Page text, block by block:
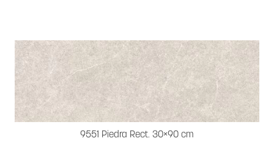
9551 Piedra Rect. 30×90 cm